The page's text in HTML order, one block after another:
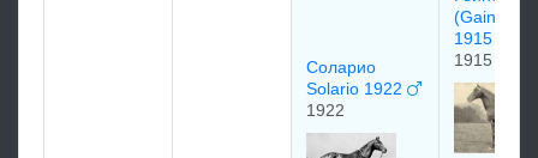
Соларио
Solario 1922
1922
1915
1915